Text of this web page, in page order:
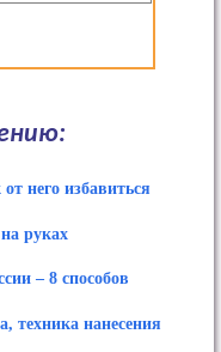
него избавиться
руках
– 8 способов
техника нанесения